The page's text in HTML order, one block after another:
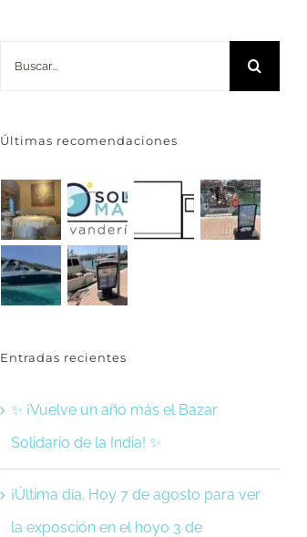
Últimas recomendaciones
Entradas recientes
✨ ¡Vuelve un año más el Bazar
Solidario de la India! ✨
¡Última día. Hoy 7 de agosto para ver
la exposción en el hoyo 3 de